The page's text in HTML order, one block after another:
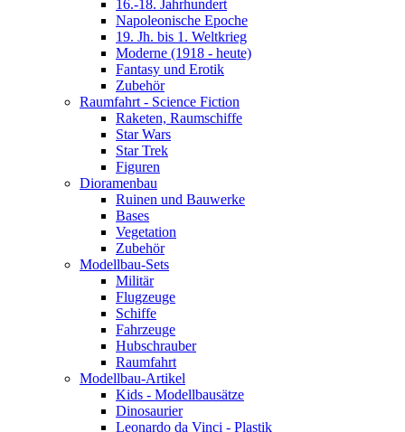
16.-18. Jahrhundert
Napoleonische Epoche
19. Jh. bis 1. Weltkrieg
Moderne (1918 - heute)
Fantasy und Erotik
Zubehör
Raumfahrt - Science Fiction
Raketen, Raumschiffe
Star Wars
Star Trek
Figuren
Dioramenbau
Ruinen und Bauwerke
Bases
Vegetation
Zubehör
Modellbau-Sets
Militär
Flugzeuge
Schiffe
Fahrzeuge
Hubschrauber
Raumfahrt
Modellbau-Artikel
Kids - Modellbausätze
Dinosaurier
Leonardo da Vinci - Plastik